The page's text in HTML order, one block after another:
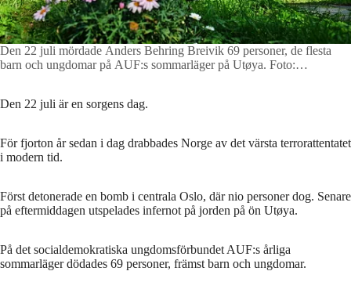
Den 22 juli mördade Anders Behring Breivik 69 personer, de flesta
barn och ungdomar på AUF:s sommarläger på Utøya.
Den 22 juli är en sorgens dag.
För fjorton år sedan i dag drabbades Norge av det värsta terrorattentatet
i modern tid.
Först detonerade en bomb i centrala Oslo, där nio personer dog. Senare
på eftermiddagen utspelades infernot på jorden på ön Utøya.
På det socialdemokratiska ungdomsförbundet AUF:s årliga
sommarläger dödades 69 personer, främst barn och ungdomar.